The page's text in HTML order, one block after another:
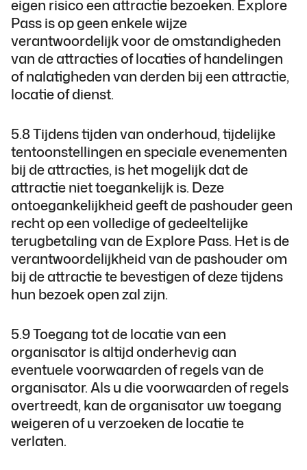
eigen risico een attractie bezoeken. Explore
Pass is op geen enkele wijze
verantwoordelijk voor de omstandigheden
van de attracties of locaties of handelingen
of nalatigheden van derden bij een attractie,
locatie of dienst.
5.8 Tijdens tijden van onderhoud, tijdelijke
tentoonstellingen en speciale evenementen
bij de attracties, is het mogelijk dat de
attractie niet toegankelijk is. Deze
ontoegankelijkheid geeft de pashouder geen
recht op een volledige of gedeeltelijke
terugbetaling van de Explore Pass. Het is de
verantwoordelijkheid van de pashouder om
bij de attractie te bevestigen of deze tijdens
hun bezoek open zal zijn.
5.9 Toegang tot de locatie van een
organisator is altijd onderhevig aan
eventuele voorwaarden of regels van de
organisator. Als u die voorwaarden of regels
overtreedt, kan de organisator uw toegang
weigeren of u verzoeken de locatie te
verlaten.